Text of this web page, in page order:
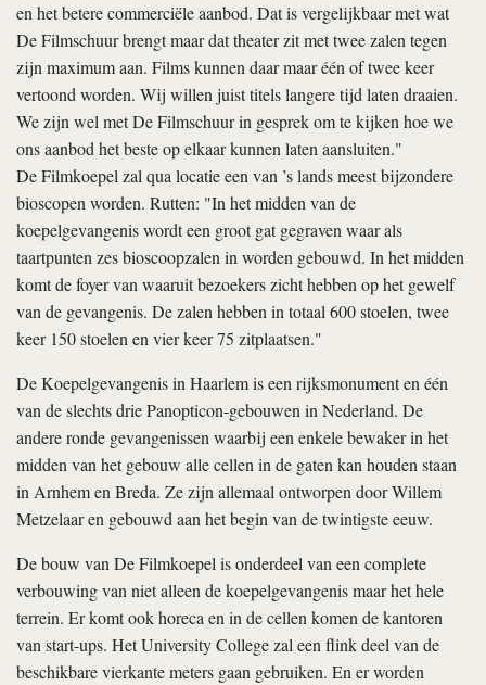
en het betere commerciële aanbod. Dat is vergelijkbaar met wat
De Filmschuur brengt maar dat theater zit met twee zalen tegen
zijn maximum aan. Films kunnen daar maar één of twee keer
vertoond worden. Wij willen juist titels langere tijd laten draaien.
We zijn wel met De Filmschuur in gesprek om te kijken hoe we
ons aanbod het beste op elkaar kunnen laten aansluiten."
De Filmkoepel zal qua locatie een van ’s lands meest bijzondere
bioscopen worden. Rutten: "In het midden van de
koepelgevangenis wordt een groot gat gegraven waar als
taartpunten zes bioscoopzalen in worden gebouwd. In het midden
komt de foyer van waaruit bezoekers zicht hebben op het gewelf
van de gevangenis. De zalen hebben in totaal 600 stoelen, twee
keer 150 stoelen en vier keer 75 zitplaatsen."
De Koepelgevangenis in Haarlem is een rijksmonument en één
van de slechts drie Panopticon-gebouwen in Nederland. De
andere ronde gevangenissen waarbij een enkele bewaker in het
midden van het gebouw alle cellen in de gaten kan houden staan
in Arnhem en Breda. Ze zijn allemaal ontworpen door Willem
Metzelaar en gebouwd aan het begin van de twintigste eeuw.
De bouw van De Filmkoepel is onderdeel van een complete
verbouwing van niet alleen de koepelgevangenis maar het hele
terrein. Er komt ook horeca en in de cellen komen de kantoren
van start-ups. Het University College zal een flink deel van de
beschikbare vierkante meters gaan gebruiken. En er worden